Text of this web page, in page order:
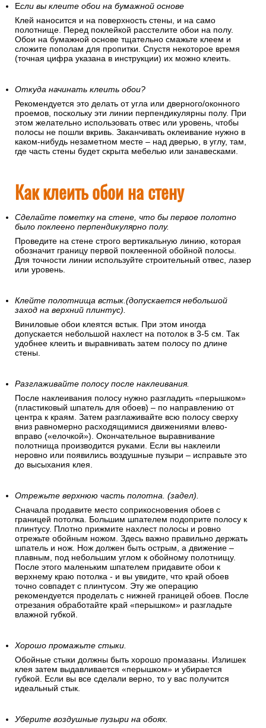
Если вы клеите обои на бумажной основе
Клей наносится и на поверхность стены, и на само
полотнище. Перед поклейкой расстелите обои на полу.
Обои на бумажной основе тщательно смажьте клеем и
сложите пополам для пропитки. Спустя некоторое время
(точная цифра указана в инструкции) их можно клеить.
Откуда начинать клеить обои?
Рекомендуется это делать от угла или дверного/оконного
проемов, поскольку эти линии перпендикулярны полу. При
этом желательно использовать отвес или уровень, чтобы
полосы не пошли вкривь. Заканчивать оклеивание нужно в
каком-нибудь незаметном месте – над дверью, в углу, там,
где часть стены будет скрыта мебелью или занавесками.
Как клеить обои на стену
Сделайте пометку на стене, что бы первое полотно
было поклеено перпендикулярно полу.
Проведите на стене строго вертикальную линию, которая
обозначит границу первой поклеенной обойной полосы.
Для точности линии используйте строительный отвес, лазер
или уровень.
Клейте полотнища встык.(допускается небольшой
заход на верхний плинтус).
Виниловые обои клеятся встык. При этом иногда
допускается небольшой нахлест на потолок в 3-5 см. Так
удобнее клеить и выравнивать затем полосу по длине
стены.
Разглаживайте полосу после наклеивания.
После наклеивания полосу нужно разгладить «перышком»
(пластиковый шпатель для обоев) – по направлению от
центра к краям. Затем разглаживайте всю полосу сверху
вниз равномерно расходящимися движениями влево-
вправо («елочкой»). Окончательное выравнивание
полотнища производится руками. Если вы наклеили
неровно или появились воздушные пузыри – исправьте это
до высыхания клея.
Отрежьте верхнюю часть полотна. (задел).
Сначала продавите место соприкосновения обоев с
границей потолка. Большим шпателем подоприте полосу к
плинтусу. Плотно прижмите нахлест полосы и ровно
отрежьте обойным ножом. Здесь важно правильно держать
шпатель и нож. Нож должен быть острым, а движение –
плавным, под небольшим углом к обойному полотнищу.
После этого маленьким шпателем придавите обои к
верхнему краю потолка - и вы увидите, что край обоев
точно совпадет с плинтусом. Эту же операцию
рекомендуется проделать с нижней границей обоев. После
отрезания обработайте край «перышком» и разгладьте
влажной губкой.
Хорошо промажьте стыки.
Обойные стыки должны быть хорошо промазаны. Излишек
клея затем выдавливается «перышком» и убирается
губкой. Если вы все сделали верно, то у вас получится
идеальный стык.
Уберите воздушные пузыри на обоях.